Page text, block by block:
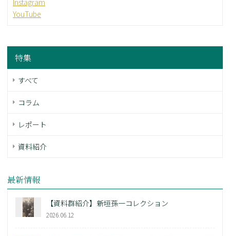
Instagram
YouTube
特集
すべて
コラム
レポート
資料紹介
最新情報
【資料群紹介】新垣孫一コレクション
2026.06.12